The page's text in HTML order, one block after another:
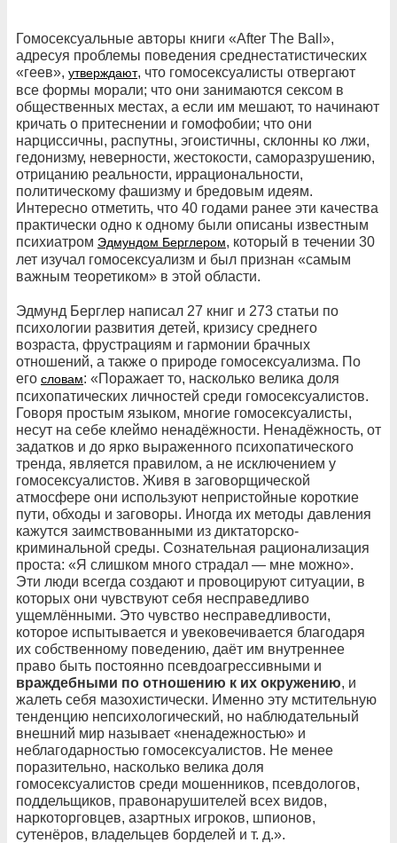
Гомосексуальные авторы книги «After The Ball»,
адресуя проблемы поведения среднестатистических
«геев», утверждают, что гомосексуалисты отвергают
все формы морали; что они занимаются сексом в
общественных местах, а если им мешают, то начинают
кричать о притеснении и гомофобии; что они
нарциссичны, распутны, эгоистичны, склонны ко лжи,
гедонизму, неверности, жестокости, саморазрушению,
отрицанию реальности, иррациональности,
политическому фашизму и бредовым идеям.
Интересно отметить, что 40 годами ранее эти качества
практически одно к одному были описаны известным
психиатром Эдмундом Берглером, который в течении 30
лет изучал гомосексуализм и был признан «самым
важным теоретиком» в этой области.
Эдмунд Берглер написал 27 книг и 273 статьи по
психологии развития детей, кризису среднего
возраста, фрустрациям и гармонии брачных
отношений, а также о природе гомосексуализма. По
его словам: «Поражает то, насколько велика доля
психопатических личностей среди гомосексуалистов.
Говоря простым языком, многие гомосексуалисты,
несут на себе клеймо ненадёжности. Ненадёжность, от
задатков и до ярко выраженного психопатического
тренда, является правилом, а не исключением у
гомосексуалистов. Живя в заговорщической
атмосфере они используют непристойные короткие
пути, обходы и заговоры. Иногда их методы давления
кажутся заимствованными из диктаторско-
криминальной среды. Сознательная рационализация
проста: «Я слишком много страдал — мне можно».
Эти люди всегда создают и провоцируют ситуации, в
которых они чувствуют себя несправедливо
ущемлёнными. Это чувство несправедливости,
которое испытывается и увековечивается благодаря
их собственному поведению, даёт им внутреннее
право быть постоянно псевдоагрессивными и
враждебными по отношению к их окружению, и
жалеть себя мазохистически. Именно эту мстительную
тенденцию непсихологический, но наблюдательный
внешний мир называет «ненадежностью» и
неблагодарностью гомосексуалистов. Не менее
поразительно, насколько велика доля
гомосексуалистов среди мошенников, псевдологов,
поддельщиков, правонарушителей всех видов,
наркоторговцев, азартных игроков, шпионов,
сутенёров, владельцев борделей и т. д.».